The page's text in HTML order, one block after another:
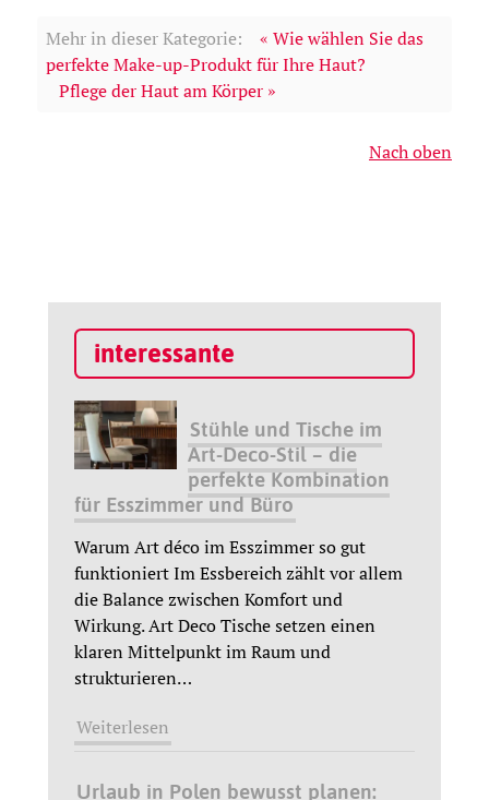
Mehr in dieser Kategorie:
« Wie wählen Sie das
perfekte Make-up-Produkt für Ihre Haut?
Pflege der Haut am Körper »
Nach oben
interessante
Stühle und Tische im
Art-Deco-Stil – die
perfekte Kombination
für Esszimmer und Büro
Warum Art déco im Esszimmer so gut
funktioniert Im Essbereich zählt vor allem
die Balance zwischen Komfort und
Wirkung. Art Deco Tische setzen einen
klaren Mittelpunkt im Raum und
strukturieren…
Weiterlesen
Urlaub in Polen bewusst planen: